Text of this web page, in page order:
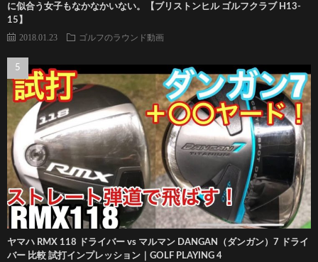
に似合う女子もなかなかいない。【ブリストンヒル ゴルフクラブ H13-
15】
2018.01.23 ゴルフのラウンド動画
ヤマハ RMX 118 ドライバー vs マルマン DANGAN（ダンガン）7 ドライ
バー 比較 試打インプレッション｜GOLF PLAYING 4